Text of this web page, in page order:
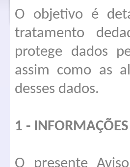
O objetivo é
tratamento
protege dados
assim como as
desses dados.
1 -
O presente